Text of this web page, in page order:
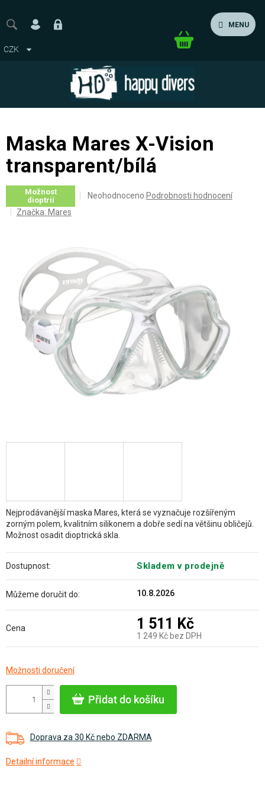
obsah
MENU
CZK
Nákupní
Maska Mares X-Vision
transparent/bílá
Možnost
dioptrií
Průměrné
z
hvězdiček.
Neohodnoceno Podrobnosti hodnocení
Značka: Mares
Přidat do košíku
Nejprodávanější maska Mares, která se vyznačuje rozšířeným
zorným polem, kvalitním silikonem a dobře sedí na většinu obličejů.
Možnost osadit dioptrická skla.
Doprava za 30 Kč nebo ZDARMA
Detailní informace
Dostupnost: Skladem v prodejně
Můžeme doručit do: 10.8.2026
Cena 1 511 Kč
1 249 Kč bez DPH
cena:
Možnosti doručení